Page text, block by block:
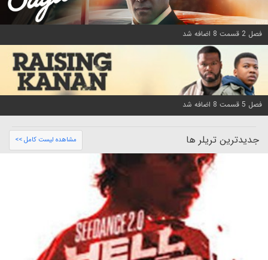
فصل 2 قسمت 8 اضافه شد
فصل 5 قسمت 8 اضافه شد
جدیدترین تریلر ها مشاهده لیست کامل >>